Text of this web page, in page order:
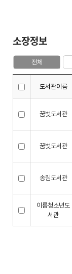
소장정보
전체
도서관이름
꿈벗도서관
꿈벗도서관
송림도서관
이룸청소년도
서관